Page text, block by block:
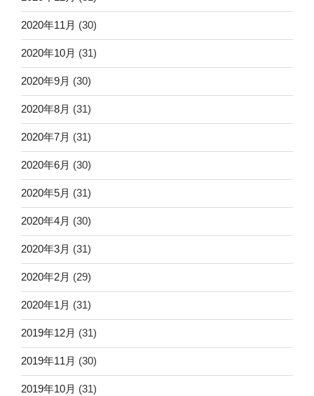
2020年11月 (30)
2020年10月 (31)
2020年9月 (30)
2020年8月 (31)
2020年7月 (31)
2020年6月 (30)
2020年5月 (31)
2020年4月 (30)
2020年3月 (31)
2020年2月 (29)
2020年1月 (31)
2019年12月 (31)
2019年11月 (30)
2019年10月 (31)